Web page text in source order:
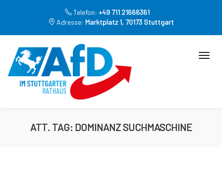
Telefon: +49 711 21666361
Adresse: Marktplatz 1, 70173 Stuttgart
ATT. TAG: DOMINANZ SUCHMASCHINE